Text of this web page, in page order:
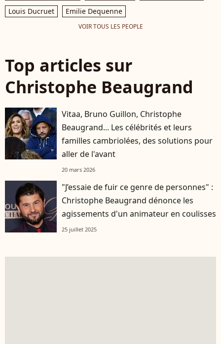
Louis Ducruet
Emilie Dequenne
VOIR TOUS LES PEOPLE
Top articles sur
Christophe Beaugrand
Vitaa, Bruno Guillon, Christophe
Beaugrand... Les célébrités et leurs
familles cambriolées, des solutions pour
aller de l'avant
20 mars 2026
"J’essaie de fuir ce genre de personnes" :
Christophe Beaugrand dénonce les
agissements d'un animateur en coulisses
25 juillet 2025